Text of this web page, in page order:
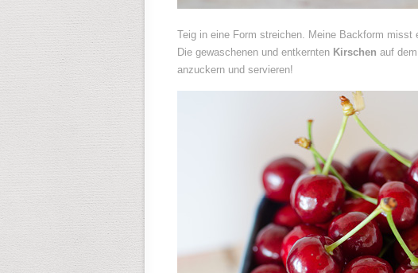
Teig in eine Form streichen. Meine Backform
Die gewaschenen und entkernten Kirschen auf
anzuckern und servieren!